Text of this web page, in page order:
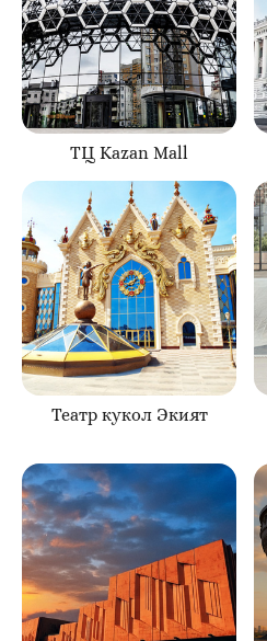
ТЦ Kazan Mall
Театр кукол Экият